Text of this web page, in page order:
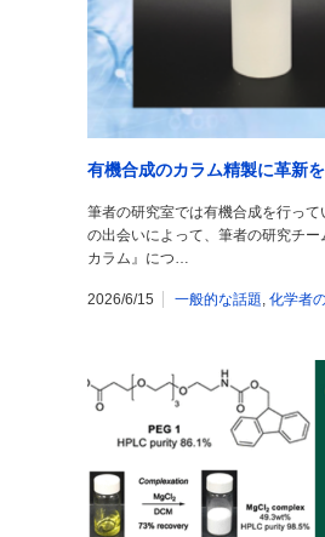
有機合成のカラム精製に革新
筆者の研究室では有機合成を行っ
の出会いによって、筆者の研究チ
カラム』につ…
2026/6/15 一般的な話題, 化学者